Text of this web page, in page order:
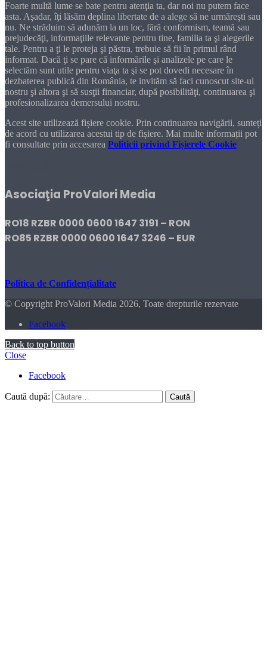
Foarte multă lume se bate pentru atenţia ta, dar noi nu putem face
asta. Aşadar, îţi lăsăm deplina libertate de a alege să ne urmăreşti sau
nu. Ne străduim să adunăm la un loc, fără conformism, teamă sau
prejudecăţi, informaţiile relevante pentru tine, familia ta şi alegerile
tale. Pentru a ţi le proteja şi păstra, trebuie să fii în primul rând
informat. Dacă ţi se pare că informările şi analizele pe care le
selectăm sunt utile pentru viaţa ta şi se pot dovedi necesare în
dezbaterea publică din România, te invităm să faci cunoscut site-ul
nostru şi altora şi să susţii financiar, după posibilităţi, continuarea şi
profesionalizarea demersului nostru.
Acest site utilizează fișiere cookie. Prin continuarea navigării, sunteți
de acord cu utilizarea acestui tip de fișiere. Mai multe informații pot
fi consultate prin accesarea Politicii privind Fișierele Cookie
Asociaţia ProValori Media
RO18 RZBR 0000 0600 1647 3191 – RON
RO85 RZBR 0000 0600 1647 3246 – EUR
Politica de Confidențialitate
© Copyright ProValori Media 2026, Toate drepturile rezervate
Facebook
Back to top button
Close
Facebook
Caută după: